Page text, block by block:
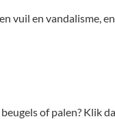
vuil en vandalisme,
of palen? Klik